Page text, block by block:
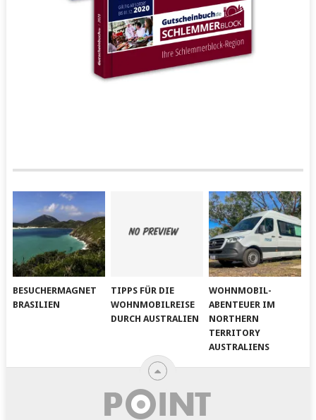
BESUCHERMAGNET
BRASILIEN
TIPPS FÜR DIE
WOHNMOBILREISE
DURCH AUSTRALIEN
WOHNMOBIL-
ABENTEUER IM
NORTHERN
TERRITORY
AUSTRALIENS